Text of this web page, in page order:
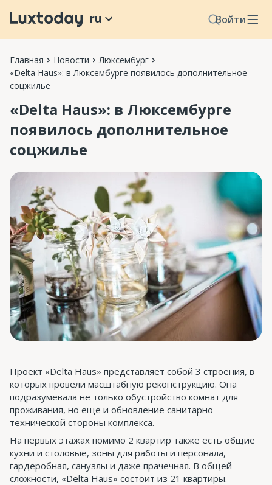
Войти
ru
Главная Новости
Люксембург
«Delta Haus»: в Люксембурге появилось дополнительное
соцжилье
«Delta Haus»: в Люксембурге
появилось дополнительное
соцжилье
Проект «Delta Haus» представляет собой 3 строения, в
которых провели масштабную реконструкцию. Она
подразумевала не только обустройство комнат для
проживания, но еще и обновление санитарно-
технической стороны комплекса.
На первых этажах помимо 2 квартир также есть общие
кухни и столовые, зоны для работы и персонала,
гардеробная, санузлы и даже прачечная. В общей
сложности, «Delta Haus» состоит из 21 квартиры.